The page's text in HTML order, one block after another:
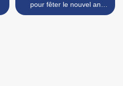
pour fêter le nouvel an
chinois et vietnamien >